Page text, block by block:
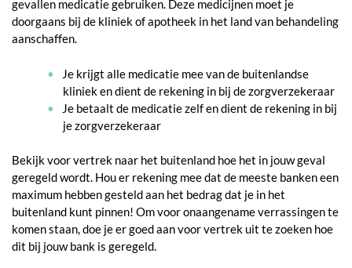
gevallen medicatie gebruiken. Deze medicijnen moet je
doorgaans bij de kliniek of apotheek in het land van behandeling
aanschaffen.
Je krijgt alle medicatie mee van de buitenlandse
kliniek en dient de rekening in bij de zorgverzekeraar
Je betaalt de medicatie zelf en dient de rekening in bij
je zorgverzekeraar
Bekijk voor vertrek naar het buitenland hoe het in jouw geval
geregeld wordt. Hou er rekening mee dat de meeste banken een
maximum hebben gesteld aan het bedrag dat je in het
buitenland kunt pinnen! Om voor onaangename verrassingen te
komen staan, doe je er goed aan voor vertrek uit te zoeken hoe
dit bij jouw bank is geregeld.